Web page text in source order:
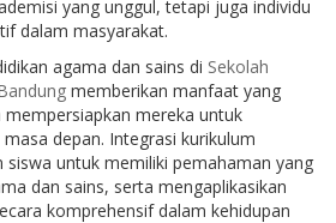
yang unggul, tetapi juga individu
dalam masyarakat.
agama dan sains di Sekolah
memberikan manfaat yang
mereka untuk
depan. Integrasi kurikulum
untuk memiliki pemahaman yang
dan sains, serta mengaplikasikan
komprehensif dalam kehidupan